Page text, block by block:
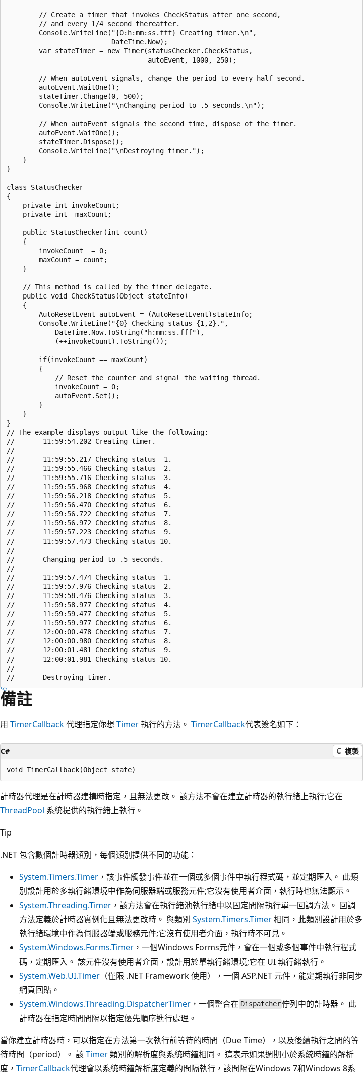
        // Create a timer that invokes CheckStatus after one second,
        // and every 1/4 second thereafter.
        Console.WriteLine("{0:h:mm:ss.fff} Creating timer.\n",
                          DateTime.Now);
        var stateTimer = new Timer(statusChecker.CheckStatus,
                                   autoEvent, 1000, 250);
        // When autoEvent signals, change the period to every half second.
        autoEvent.WaitOne();
        stateTimer.Change(0, 500);
        Console.WriteLine("\nChanging period to .5 seconds.\n");
        // When autoEvent signals the second time, dispose of the timer.
        autoEvent.WaitOne();
        stateTimer.Dispose();
        Console.WriteLine("\nDestroying timer.");
    }
}
class StatusChecker
{
    private int invokeCount;
    private int  maxCount;
    public StatusChecker(int count)
    {
        invokeCount  = 0;
        maxCount = count;
    }
    // This method is called by the timer delegate.
    public void CheckStatus(Object stateInfo)
    {
        AutoResetEvent autoEvent = (AutoResetEvent)stateInfo;
        Console.WriteLine("{0} Checking status {1,2}.",
            DateTime.Now.ToString("h:mm:ss.fff"),
            (++invokeCount).ToString());
        if(invokeCount == maxCount)
        {
            // Reset the counter and signal the waiting thread.
            invokeCount = 0;
            autoEvent.Set();
        }
    }
}
// The example displays output like the following:
//       11:59:54.202 Creating timer.
//
//       11:59:55.217 Checking status  1.
//       11:59:55.466 Checking status  2.
//       11:59:55.716 Checking status  3.
//       11:59:55.968 Checking status  4.
//       11:59:56.218 Checking status  5.
//       11:59:56.470 Checking status  6.
//       11:59:56.722 Checking status  7.
//       11:59:56.972 Checking status  8.
//       11:59:57.223 Checking status  9.
//       11:59:57.473 Checking status 10.
//
//       Changing period to .5 seconds.
//
//       11:59:57.474 Checking status  1.
//       11:59:57.976 Checking status  2.
//       11:59:58.476 Checking status  3.
//       11:59:58.977 Checking status  4.
//       11:59:59.477 Checking status  5.
//       11:59:59.977 Checking status  6.
//       12:00:00.478 Checking status  7.
//       12:00:00.980 Checking status  8.
//       12:00:01.481 Checking status  9.
//       12:00:01.981 Checking status 10.
//
備註
用 TimerCallback代理指定你想 Timer執行的方法。 TimerCallback代表簽名如下：
C# 複製
計時器代理是在計時器建構時指定，且無法更改。 該方法不會在建立計時器的執行緒上執行;它在
ThreadPool 系統提供的執行緒上執行。
Tip
.NET 包含數個計時器類別，每個類別提供不同的功能：
System.Timers.Timer ，該事件觸發事件並在一個或多個事件中執行程式碼，並定期匯入。 此類
別設計用於多執行緒環境中作為伺服器端或服務元件;它沒有使用者介面，執行時也無法顯示。
System.Threading.Timer ，該方法會在執行緒池執行緒中以固定間隔執行單一回調方法。 回調
方法定義於計時器實例化且無法更改時。 與類別 System.Timers.Timer相同，此類別設計用於多
執行緒環境中作為伺服器端或服務元件;它沒有使用者介面，執行時不可見。
System.Windows.Forms.Timer ，一個Windows Forms元件，會在一個或多個事件中執行程式
碼，定期匯入。 該元件沒有使用者介面，設計用於單執行緒環境;它在 UI 執行緒執行。
System.Web.UI.Timer （僅限 .NET Framework 使用），一個 ASP.NET 元件，能定期執行非同步
網頁回貼。
System.Windows.Threading.DispatcherTimer ，一個整合在 Dispatcher佇列中的計時器。 此
計時器在指定時間間隔以指定優先順序進行處理。
當你建立計時器時，可以指定在方法第一次執行前等待的時間（Due Time），以及後續執行之間的等
待時間（period）。 該Timer類別的解析度與系統時鐘相同。 這表示如果週期小於系統時鐘的解析
度， TimerCallback代理會以系統時鐘解析度定義的間隔執行，該間隔在Windows 7和Windows 8系